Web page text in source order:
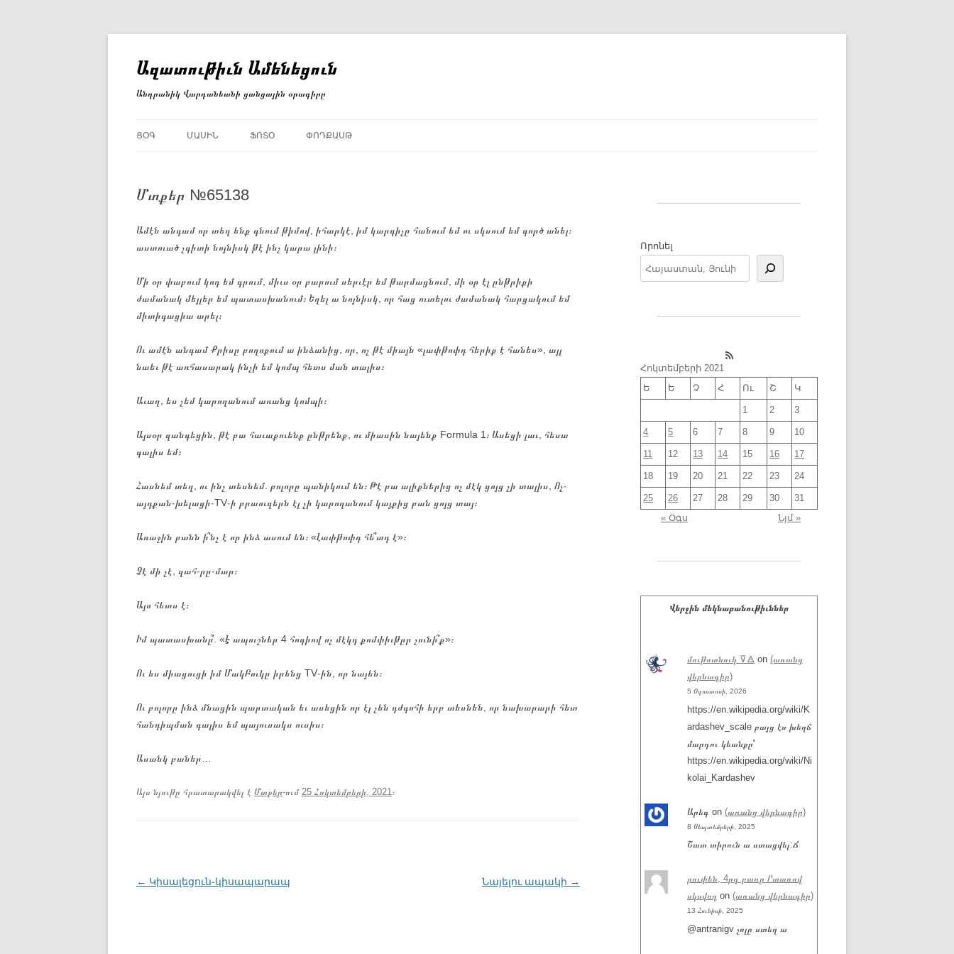
Ազատութիւն Ամենեցուն
Անդրանիկ Վարդանեանի ցանցային օրագիրը
ՑՕԳ ՄԱՍԻՆ ՖՈՏՕ ՓՈԴՔԱՍԹ
Մտքեր №65138
Ամէն անգամ որ տեղ ենք գնում թիմով, իհարկէ, իմ կարգիչը հանում եմ ու սկսում եմ գործ անել։
աստուած չգիտի նոյնիսկ թէ ինչ կարա լինի։
Մի օր փաբում կոդ եմ գրում, միւս օր բարում սերւէր եմ թարմացնում, մի օր էլ ընթրիքի
ժամանակ մեյլեր եմ պատասխանում։ Եղել ա նոյնիսկ, որ հաց ուտելու ժամանակ հարցակում եմ
միտիգացիա արել։
Ու ամէն անգամ Քրիսը բողոքում ա ինձանից, որ, ոչ թէ միայն «լափթոփդ հերիք է հանես», այլ
նաեւ թէ առհասարակ ինչի եմ կոմպ հետս ման տալիս։
Աւաղ, ես չեմ կարողանում առանց կոմպի։
Այսօր զանգեցին, թէ բա հաւաքուենք ընթրենք, ու միասին նայենք Formula 1։ Ասեցի լաւ, հեսա
գալիս եմ։
Հասնեմ տեղ, ու ինչ տեսնեմ. բոլորը պանիկում են։ Թէ բա ալիքներից ոչ մէկ ցոյց չի տալիս, Ոչ֊
այդքան֊խելացի֊TV֊ի բրաուզերն էլ չի կարողանում կայքից բան ցոյց տայ։
Առաջին բանն ի՞նչ է որ ինձ ասում են։ «Լափթոփդ հե՞տդ է»։
Չէ մի չէ, զահ֊րը֊մար։
Այո հետս է։
Իմ պատասխանը՞. «Է ապուշներ 4 հոգիով ոչ մէկդ քոմփիւթըր չունի՞ք»։
Ու ես միացուցի իմ ՄակԲուկը իրենց TV֊ին, որ նայեն։
Ու բոլորը ինձ մնացին պարտական եւ ասեցին որ էլ չեն դժգոհի երբ տեսնեն, որ նախարարի հետ
հանդիպման գալիս եմ պայուսակս ուսիս։
Ասանկ բաներ…
Այս նյութը հրատարակվել է Մտքեր-ում 25 Հոկտեմբերի, 2021։
Գրառումների
← Կիսալեցուն֊կիսապարապ Նայելու ապակի →
Որոնել
RSS Feed
Հոկտեմբերի 2021
Ե
Ե Չ Հ Ու Շ Կ
1 2 3
4 5 6 7 8 9 10
11 12 13 14 15 16 17
18 19 20 21 22 23 24
25 26 27 28 29 30
31
« Օգս
Նյմ »
Վերջին մեկնաբանութիւններ
մութոտնուկ ⊽🜁 on (առանց
վերնագիր)
5 Օգոստոսի, 2026
https://en.wikipedia.org/wiki/K
ardashev_scale բայց էս խեղճ
մարդու կեանքը՝
https://en.wikipedia.org/wiki/Ni
kolai_Kardashev
Արեգ on (առանց վերնագիր)
8 Սեպտեմբերի, 2025
Շատ տիրուն ա ստացվել:Ճ
րուփեն, 4րդ բառը Րտառով
սկսվող on (առանց վերնագիր)
13 Հունիսի, 2025
@antranigv չոլը ստեղ ա